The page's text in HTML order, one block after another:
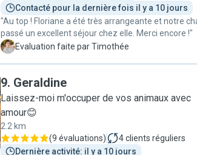
Contacté pour la dernière fois il y a 10 jours
"Au top ! Floriane a été très arrangeante et notre
passé un excellent séjour chez elle. Merci encore !"
T Evaluation faite par Timothée
9. Geraldine
Laissez-moi m'occuper de vos animaux avec
amour😊
2.2 km
(9 évaluations) 4clients réguliers
Dernière activité: il y a 10 jours